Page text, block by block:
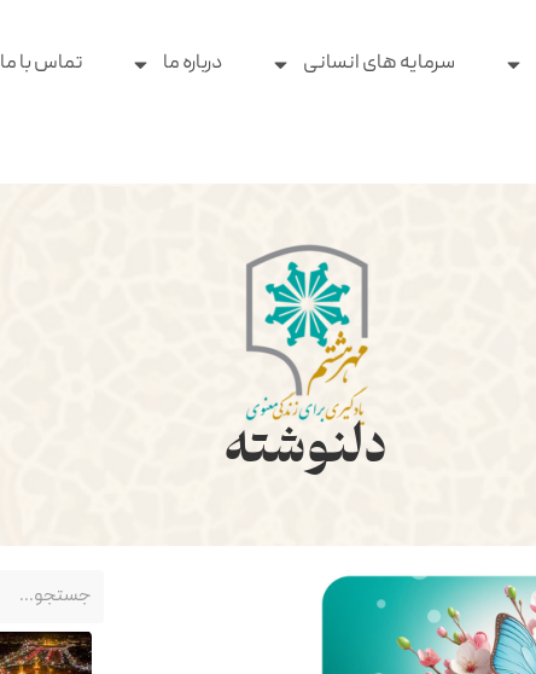
سرمایه های انسانی درباره ما تماس با ما
دلنوشته